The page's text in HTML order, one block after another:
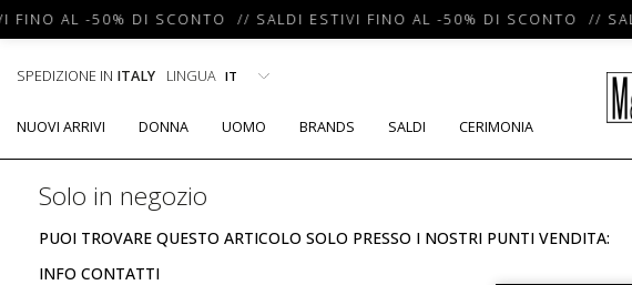
FINO AL -50% DI SCONTO // SALDI ESTIVI FINO AL -50% DI SCONTO //
SPEDIZIONE IN ITALY LINGUA
NUOVI ARRIVI DONNA UOMO BRANDS SALDI CERIMONIA
Solo in negozio
PUOI TROVARE QUESTO ARTICOLO SOLO PRESSO I NOSTRI PUNTI VENDITA:
INFO CONTATTI